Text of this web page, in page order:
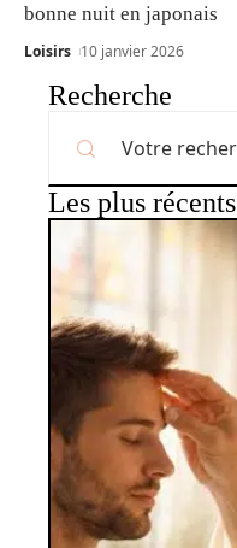
bonne nuit en japonais
Loisirs 10 janvier 2026
Recherche
Les plus récents